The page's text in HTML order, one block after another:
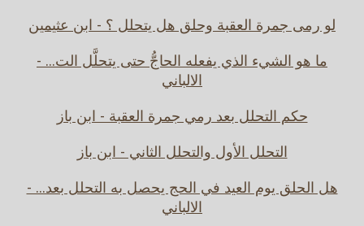
لو رمى جمرة العقبة وحلق هل يتحلل ؟ - ابن عثيمين
ما هو الشيء الذي يفعله الحاجُّ حتى يتحلَّل الت... -
الالباني
حكم التحلل بعد رمي جمرة العقبة - ابن باز
التحلل الأول والتحلل الثاني - ابن باز
هل الحلق يوم العيد في الحج يحصل به التحلل بعد... -
الالباني